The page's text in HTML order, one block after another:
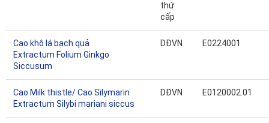
thứ
cấp
Cao khô lá bạch quả
Extractum Folium Ginkgo
Siccusum
DĐVN E0224001
Cao Milk thistle/ Cao Silymarin
Extractum Silybi mariani siccus
DĐVN E0120002.01